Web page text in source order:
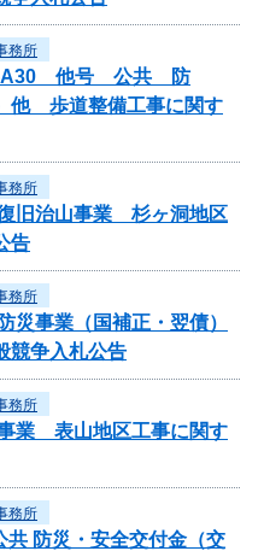
務所
A30 他号 公共 防
他 歩道整備工事に関す
務所
旧治山事業 杉ヶ洞地区
告
務所
災事業（国補正・翌債）
競争入札公告
務所
業 表山地区工事に関す
務所
防災・安全交付金（交